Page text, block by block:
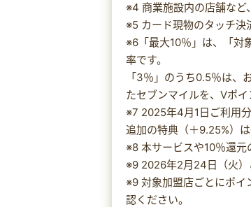
※4 商業施設内の店舗など
※5 カード現物のタッチ決
※6「最大10％」は、「対
率です。
「3％」のうち0.5％は、
たセブンマイルを、Vポイ
※7 2025年4月1日ご利用
追加の特典（＋9.25%）は
※8 本サービスや10％還元
※9 2026年2月24日（火）
※9 対象加盟店ごとにポイ
認ください。